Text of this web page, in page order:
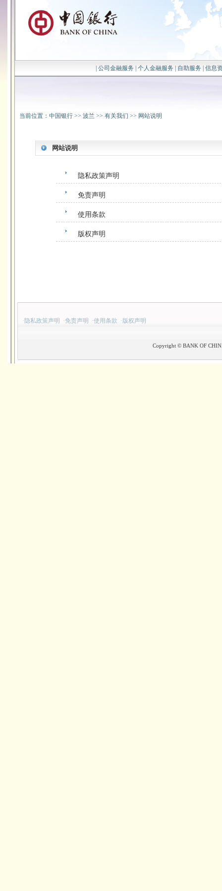
公司金融服务 个人金融服务 自助服务 信息
当前位置： 中国银行 >> 波兰 >> 有关我们 >> 网站说明
网站说明
隐私政策声明
免责声明
使用条款
版权声明
· 隐私政策声明 ·免责声明 ·使用条款 · 版权声明
Copyright © BANK OF